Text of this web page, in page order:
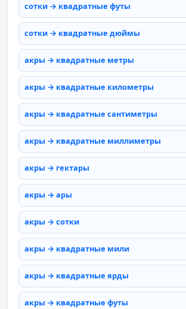
сотки → квадратные футы
сотки → квадратные дюймы
акры → квадратные метры
акры → квадратные километры
акры → квадратные сантиметры
акры → квадратные миллиметры
акры → гектары
акры → ары
акры → сотки
акры → квадратные мили
акры → квадратные ярды
акры → квадратные футы